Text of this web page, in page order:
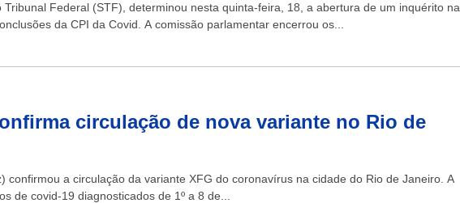
Federal (STF), determinou nesta quinta-feira, 18, a abertura de um inquérito na
da CPI da Covid. A comissão parlamentar encerrou os...
circulação de nova variante no Rio de
confirmou a circulação da variante XFG do coronavírus na cidade do Rio de Janeiro. A
de covid-19 diagnosticados de 1º a 8 de...